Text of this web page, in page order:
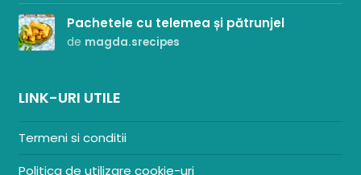
Pachetele cu telemea și pătrunjel
de magda.srecipes
LINK-URI UTILE
Termeni si conditii
Politica de utilizare cookie-uri